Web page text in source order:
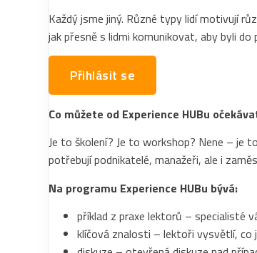
Každý jsme jiný. Různé typy lidí motivují
jak přesně s lidmi komunikovat, aby byli do
Přihlásit se
Co můžete od Experience HUBu
Je to školení? Je to workshop? Nene – je
potřebují podnikatelé, manažeři, ale i
Na programu Experience HUBu bývá:
příklad z praxe lektorů – specialisté
klíčová znalosti – lektoři vysvětlí,